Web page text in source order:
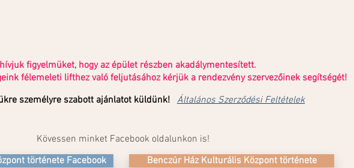
figyelmüket, hogy az épület részben akadálymentesített.
félemeleti lifthez való feljutásához kérjük a rendezvény szervezőinek segítségét!
személyre szabott ajánlatot küldünk! Általános Szerződési Feltételek
Kövessen minket Facebook oldalunkon is!
története Facebook
Benczúr Ház Kulturális Központ története